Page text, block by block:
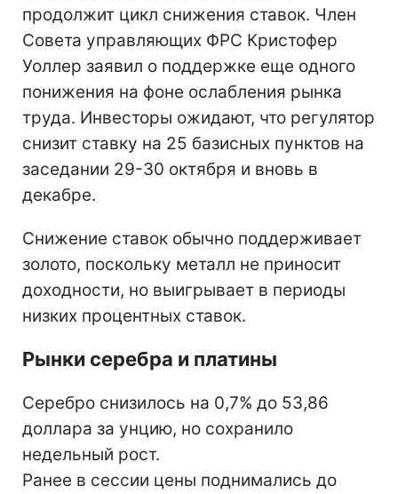
продолжит цикл снижения ставок. Член
Совета управляющих ФРС Кристофер
Уоллер заявил о поддержке еще одного
понижения на фоне ослабления рынка
труда. Инвесторы ожидают, что регулятор
снизит ставку на 25 базисных пунктов на
заседании 29-30 октября и вновь в
декабре.
Снижение ставок обычно поддерживает
золото, поскольку металл не приносит
доходности, но выигрывает в периоды
низких процентных ставок.
Рынки серебра и платины
Серебро снизилось на 0,7% до 53,86
доллара за унцию, но сохранило
недельный рост.
Ранее в сессии цены поднимались до